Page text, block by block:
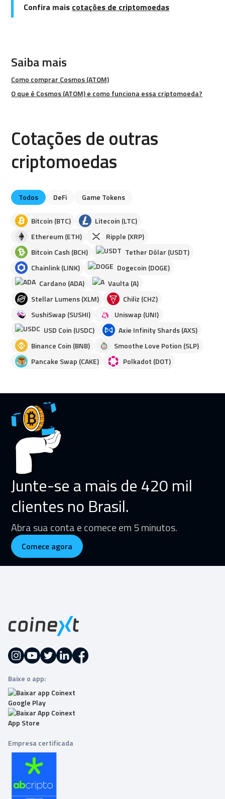
Confira mais cotações de criptomoedas
Saiba mais
Como comprar Cosmos (ATOM)
O que é Cosmos (ATOM) e como funciona essa criptomoeda?
Cotações de outras
criptomoedas
Todos DeFi Game Tokens
Bitcoin (BTC)
Litecoin (LTC)
Ethereum (ETH)
Ripple (XRP)
Bitcoin Cash (BCH)
Tether Dólar (USDT)
Chainlink (LINK)
Dogecoin (DOGE)
Cardano (ADA)
Vaulta (A)
Stellar Lumens (XLM)
Chiliz (CHZ)
SushiSwap (SUSHI)
Uniswap (UNI)
USD Coin (USDC)
Axie Infinity Shards (AXS)
Binance Coin (BNB)
Smoothe Love Potion (SLP)
Pancake Swap (CAKE)
Polkadot (DOT)
Junte-se a mais de 420 mil
clientes no Brasil.
Abra sua conta e comece em 5 minutos.
Comece agora
Baixe o app:
Empresa certificada